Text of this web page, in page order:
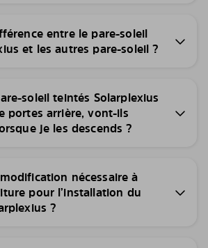
entre le pare-soleil
et les autres pare-soleil ?
soleil teintés Solarplexius
portes arrière, vont-ils
je les descends ?
nécessaire à
pour l’installation du
?